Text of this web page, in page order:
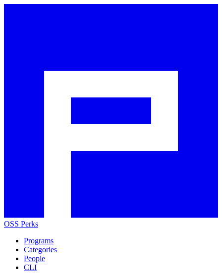
OSS Perks
Programs
Categories
People
CLI